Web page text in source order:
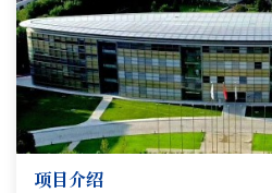
项目介绍